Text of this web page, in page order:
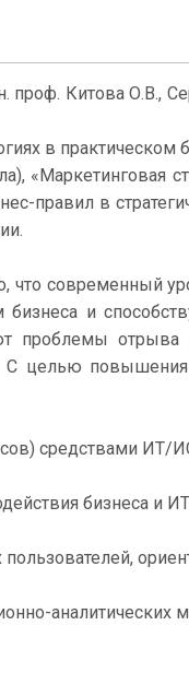
проф. Китова О.В.,
в практическом
правил в
современный
бизнеса и
проблемы отрыва
С целью
средствами ИТ/
бизнеса и
аналитических